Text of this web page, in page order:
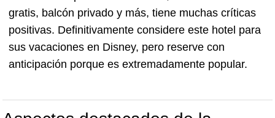
gratis, balcón privado y más, tiene muchas críticas
positivas. Definitivamente considere este hotel para
sus vacaciones en Disney, pero reserve con
anticipación porque es extremadamente popular.